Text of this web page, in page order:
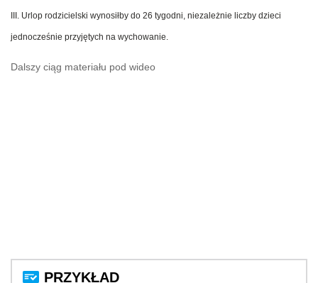
III. Urlop rodzicielski wynosiłby do 26 tygodni, niezależnie liczby dzieci
jednocześnie przyjętych na wychowanie.
Dalszy ciąg materiału pod wideo